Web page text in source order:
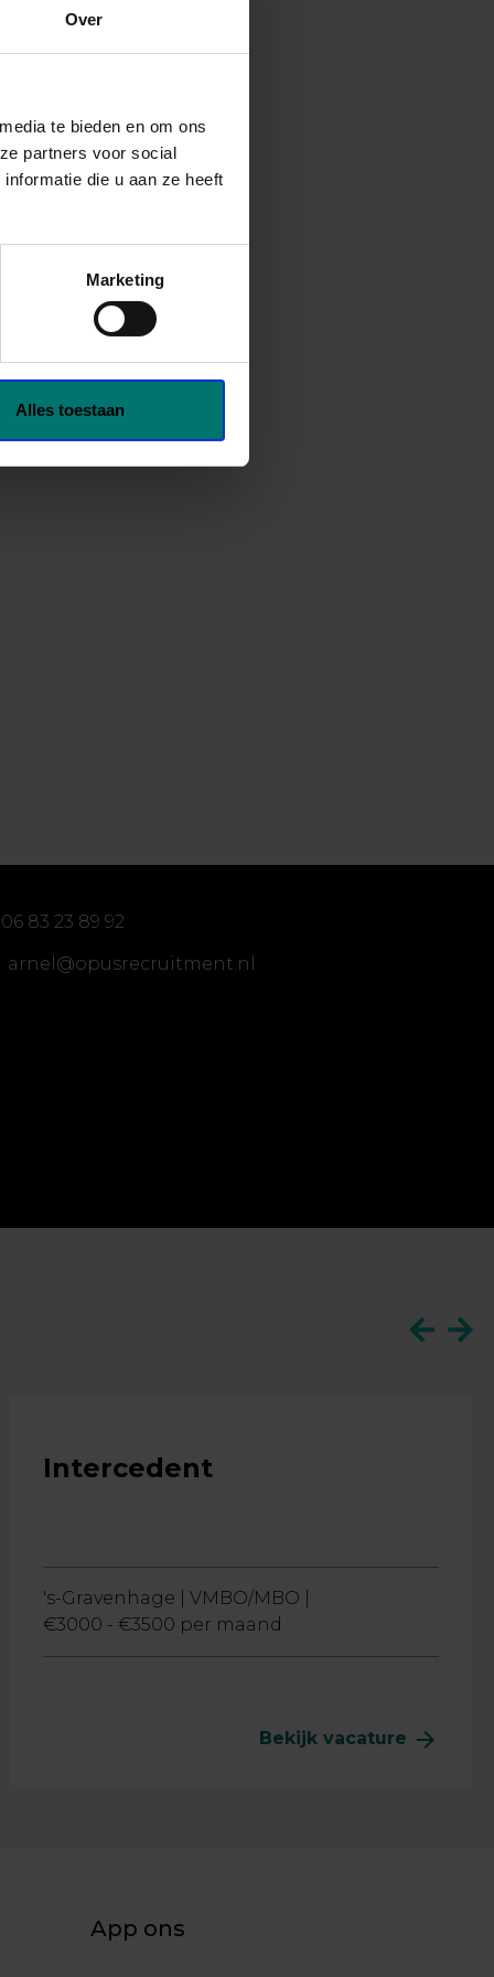
Over
te bieden en om ons
partners voor social
die u aan ze heeft
Marketing
Alles toestaan
06 83 23 89 92
arnel@opusrecruitment.nl
Intercedent
's-Gravenhage |
VMBO/MBO |
€3000 - €3500 per maand
Bekijk vacature arrow_forward
App ons